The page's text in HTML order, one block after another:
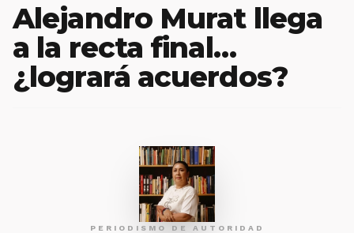
Alejandro Murat llega
a la recta final…
¿logrará acuerdos?
PERIODISMO DE AUTORIDAD